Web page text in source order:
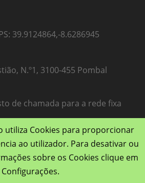
39.9124864,-8.6286945
N.º1, 3100-455 Pombal
de chamada para a rede fixa
utiliza Cookies para proporcionar
ao utilizador. Para desativar ou
sobre os Cookies clique em
Configurações.